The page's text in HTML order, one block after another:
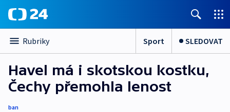
Rubriky Sport SLEDOVAT
Havel má i skotskou kostku,
Čechy přemohla lenost
ban